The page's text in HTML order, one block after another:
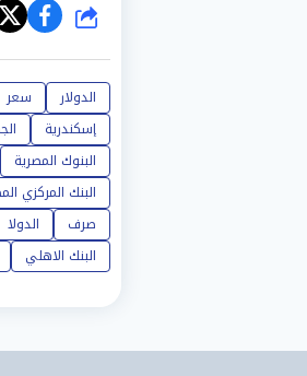
شارك
الدولار سعر
إسكندرية
البنوك المصرية
البنك المركزي
صرف
الدولا
البنك الاهلي